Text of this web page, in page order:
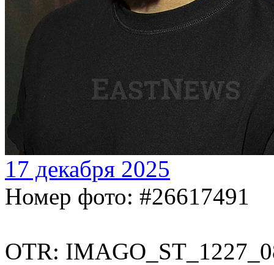
17 декабря 2025
Номер фото: #26617491
OTR: